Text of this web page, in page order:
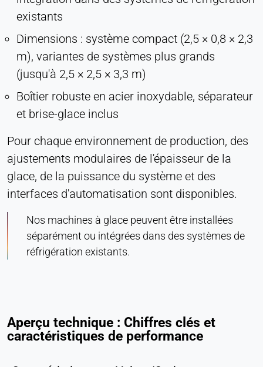
existants
Dimensions : système compact (2,5 × 0,8 × 2,3
m), variantes de systèmes plus grands
(jusqu'à 2,5 × 2,5 × 3,3 m)
Boîtier robuste en acier inoxydable, séparateur
et brise-glace inclus
Pour chaque environnement de production, des
ajustements modulaires de l'épaisseur de la
glace, de la puissance du système et des
interfaces d'automatisation sont disponibles.
Nos machines à glace peuvent être installées
séparément ou intégrées dans des systèmes de
réfrigération existants.
Aperçu technique : Chiffres clés et
caractéristiques de performance